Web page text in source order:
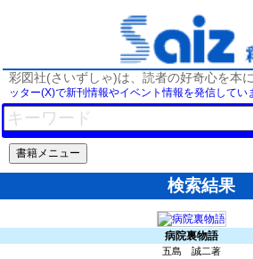
彩図社(さいずしゃ)は、読者の好奇心を本
ッター(X)で新刊情報やイベント情報を発信してい
検索結果
病院裏物語
五島 誠二著